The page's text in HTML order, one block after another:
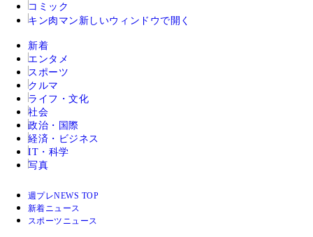
コミック
キン肉マン 新しいウィンドウで開く
新着
エンタメ
スポーツ
クルマ
ライフ・文化
社会
政治・国際
経済・ビジネス
IT・科学
写真
週プレNEWS TOP
新着ニュース
スポーツニュース